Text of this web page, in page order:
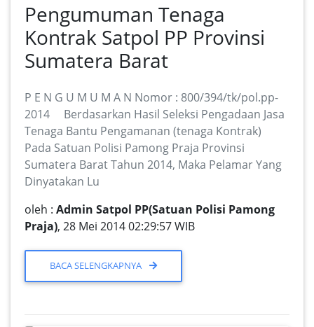
Pengumuman Tenaga
Kontrak Satpol PP Provinsi
Sumatera Barat
P E N G U M U M A N Nomor : 800/394/tk/pol.pp-
2014 Berdasarkan Hasil Seleksi Pengadaan Jasa
Tenaga Bantu Pengamanan (tenaga Kontrak)
Pada Satuan Polisi Pamong Praja Provinsi
Sumatera Barat Tahun 2014, Maka Pelamar Yang
Dinyatakan Lu
oleh : Admin Satpol PP(Satuan Polisi Pamong
Praja), 28 Mei 2014 02:29:57 WIB
BACA SELENGKAPNYA